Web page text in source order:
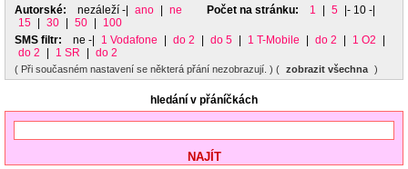
Autorské:
nezáleží -| ano ne Počet na stránku: 1 5
|- 10 -|
15
30 50
100
SMS filtr:
ne -| 1 Vodafone do 2 do 5 1 T-Mobile do 2 1 O2
do 2
1 SR do 2
( Při současném nastavení se některá přání nezobrazují. ) ( zobrazit všechna )
hledání v přáníčkách